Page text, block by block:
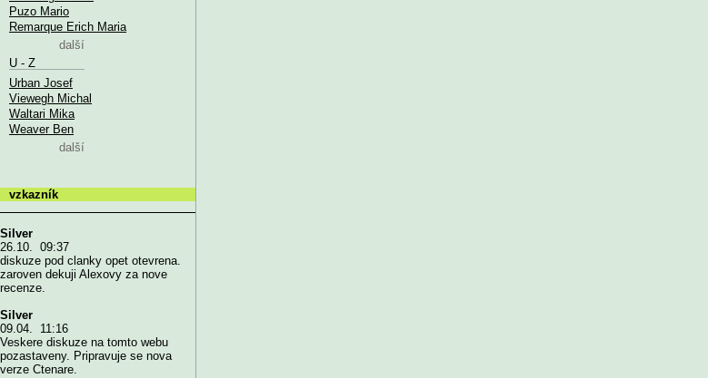
Puzo Mario
Remarque Erich Maria
další
U - Z
Urban Josef
Viewegh Michal
Waltari Mika
Weaver Ben
další
vzkazník
Silver
26.10. 09:37
diskuze pod clanky opet otevrena.
zaroven dekuji Alexovy za nove
recenze.
Silver
09.04. 11:16
Veskere diskuze na tomto webu
pozastaveny. Pripravuje se nova
verze Ctenare.